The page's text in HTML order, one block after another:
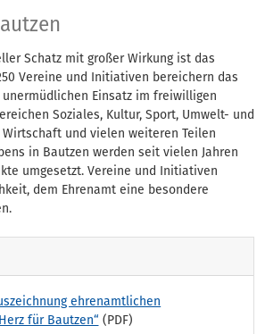
für
Schatz mit großer Wirkung ist das
Vereine und Initiativen bereichern das
Einsatz im freiwilligen
Soziales, Kultur, Sport, Umwelt- und
Wirtschaft und vielen weiteren Teilen
in Bautzen werden seit vielen Jahren
umgesetzt. Vereine und Initiativen
dem Ehrenamt eine besondere
ehrenamtlichen
für Bautzen“ (PDF)